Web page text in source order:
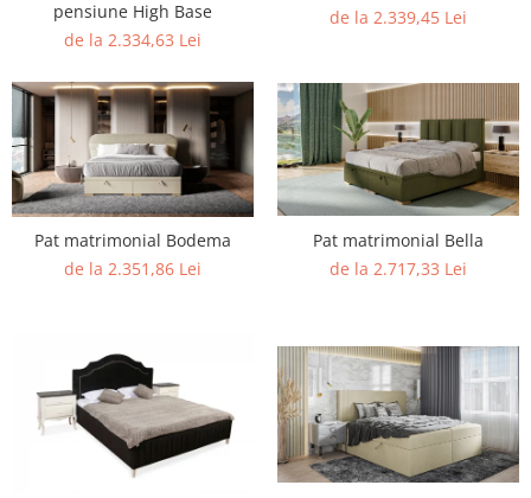
Scaune terasa
Sezlonguri si Baldachine
Scaune
Scaune Inalte De Bar
pensiune High Base
de la 2.334,63 Lei
de la 2.339,45 Lei
Pat matrimonial Bodema
de la 2.351,86 Lei
Pat matrimonial Bella
de la 2.717,33 Lei